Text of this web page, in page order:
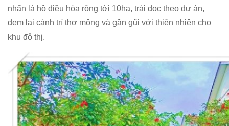
nhấn là hồ điều hòa rộng tới 10ha, trải dọc theo dự án,
đem lại cảnh trí thơ mộng và gần gũi với thiên nhiên cho
khu đô thị.